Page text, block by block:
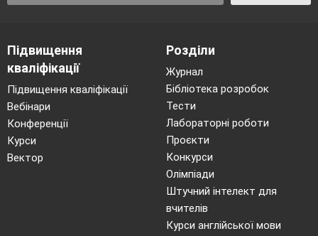
Підвищення
кваліфікації
Підвищення кваліфікації
Вебінари
Конференції
Курси
Вектор
Розділи
Журнал
Бібліотека розробок
Тести
Лабораторні роботи
Проєкти
Конкурси
Олімпіади
Штучний інтелект для
вчителів
Курси англійської мови